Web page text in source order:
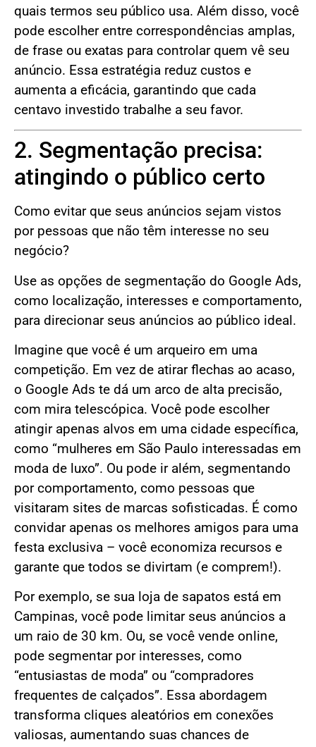
quais termos seu público usa. Além disso, você
pode escolher entre correspondências amplas,
de frase ou exatas para controlar quem vê seu
anúncio. Essa estratégia reduz custos e
aumenta a eficácia, garantindo que cada
centavo investido trabalhe a seu favor.
2. Segmentação precisa:
atingindo o público certo
Como evitar que seus anúncios sejam vistos
por pessoas que não têm interesse no seu
negócio?
Use as opções de segmentação do Google Ads,
como localização, interesses e comportamento,
para direcionar seus anúncios ao público ideal.
Imagine que você é um arqueiro em uma
competição. Em vez de atirar flechas ao acaso,
o Google Ads te dá um arco de alta precisão,
com mira telescópica. Você pode escolher
atingir apenas alvos em uma cidade específica,
como “mulheres em São Paulo interessadas em
moda de luxo”. Ou pode ir além, segmentando
por comportamento, como pessoas que
visitaram sites de marcas sofisticadas. É como
convidar apenas os melhores amigos para uma
festa exclusiva – você economiza recursos e
garante que todos se divirtam (e comprem!).
Por exemplo, se sua loja de sapatos está em
Campinas, você pode limitar seus anúncios a
um raio de 30 km. Ou, se você vende online,
pode segmentar por interesses, como
“entusiastas de moda” ou “compradores
frequentes de calçados”. Essa abordagem
transforma cliques aleatórios em conexões
valiosas, aumentando suas chances de